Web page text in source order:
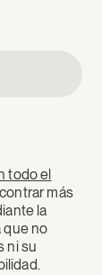
todo el
más
la
que no
ni su